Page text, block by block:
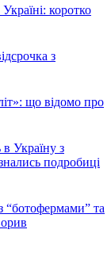
коротко
з
що відомо про
Україну з
подробиці
“ботофермами” та